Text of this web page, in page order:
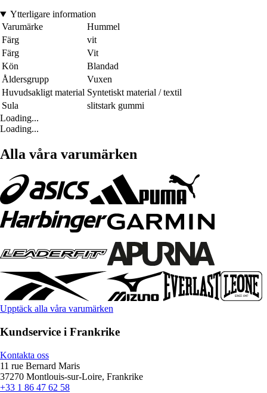
Ytterligare information
Varumärke
Hummel
Färg
vit
Färg
Vit
Kön
Blandad
Åldersgrupp
Vuxen
Huvudsakligt material Syntetiskt material / textil
Sula
slitstark gummi
Loading...
Loading...
Alla våra varumärken
Upptäck alla våra varumärken
Kundservice i Frankrike
Kontakta oss
11 rue Bernard Maris
37270 Montlouis-sur-Loire, Frankrike
+33 1 86 47 62 58